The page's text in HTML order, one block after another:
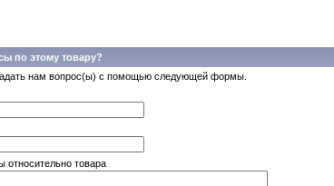
по этому товару?
нам вопрос(ы) с помощью следующей формы.
относительно товара